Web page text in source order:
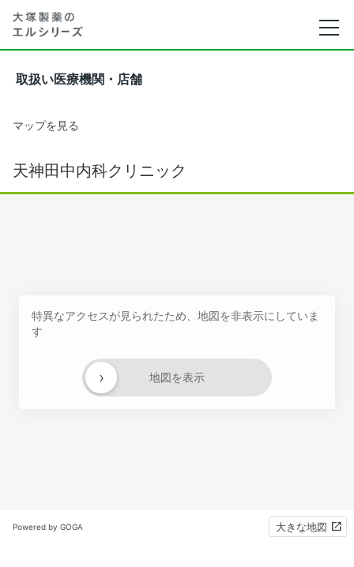
取扱い医療機関・店舗
マップを見る
天神田中内科クリニック
特異なアクセスが見られたため、地図を非表示にしていま
す
地図を表示
›
Powered by GOGA 大きな地図